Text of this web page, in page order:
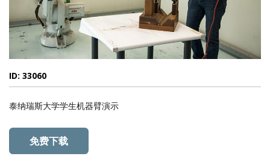
ID: 33060
泰纳瑞斯大学学生机器臂演示
免费下载